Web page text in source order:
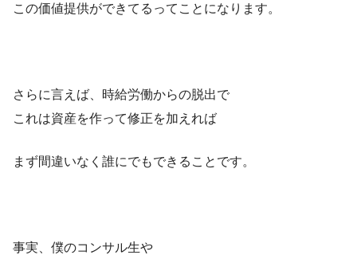
この価値提供ができてるってことになります。
さらに言えば、時給労働からの脱出で
これは資産を作って修正を加えれば
まず間違いなく誰にでもできることです。
事実、僕のコンサル生や